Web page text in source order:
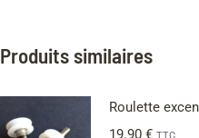
Produits similaires
Roulette
19.90 €